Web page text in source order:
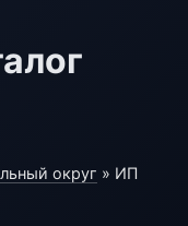
округ » ИП